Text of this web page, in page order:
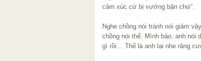
cảm xúc cứ bị vướng bận chứ”.
Nghe chồng nói tránh nói giảm
chồng nói thế. Mình bảo, anh
gì rồi… Thế là anh lại nhe răng